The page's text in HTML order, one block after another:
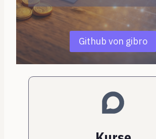
Github von gibro